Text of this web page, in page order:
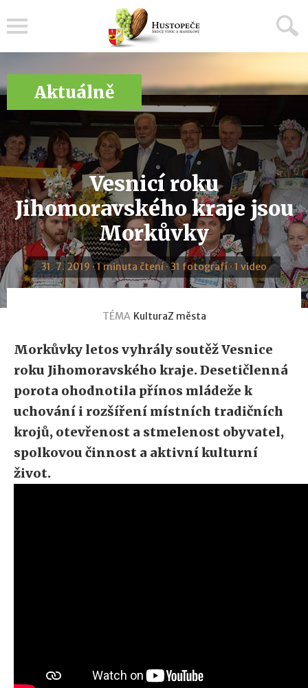
Aktuálně
Vesnicí roku
Jihomoravského kraje jsou
Morkůvky
31. 7. 2019 · 1 minuta čtení · 31 fotografí · 1 video
TÉMA KulturaZ města
Morkůvky letos vyhrály soutěž Vesnice
roku Jihomoravského kraje. Desetičlenná
porota ohodnotila přínos mládeže k
uchování i rozšíření místních tradičních
krojů, otevřenost a stmelenost obyvatel,
spolkovou činnost a aktivní kulturní
život.